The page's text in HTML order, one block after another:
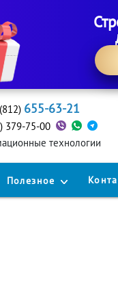
655-63-21
379-75-00
технологии
Полезное